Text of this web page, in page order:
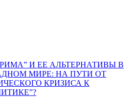
И ЕЕ АЛЬТЕРНАТИВЫ В
МИРЕ: НА ПУТИ ОТ
КРИЗИСА К